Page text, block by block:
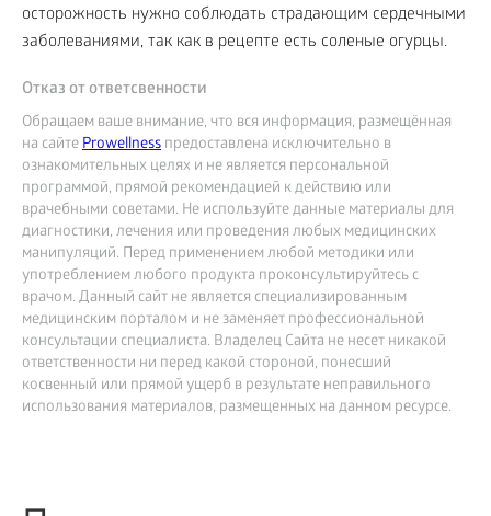
осторожность нужно соблюдать страдающим сердечными
заболеваниями, так как в рецепте есть соленые огурцы.
Отказ от ответсвенности
Обращаем ваше внимание, что вся информация, размещённая
на сайтеProwellness предоставлена исключительно в
ознакомительных целях и не является персональной
программой, прямой рекомендацией к действию или
врачебными советами. Не используйте данные материалы для
диагностики, лечения или проведения любых медицинских
манипуляций. Перед применением любой методики или
употреблением любого продукта проконсультируйтесь с
врачом. Данный сайт не является специализированным
медицинским порталом и не заменяет профессиональной
консультации специалиста. Владелец Сайта не несет никакой
ответственности ни перед какой стороной, понесший
косвенный или прямой ущерб в результате неправильного
использования материалов, размещенных на данном ресурсе.